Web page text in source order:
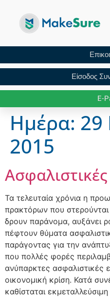
Είσοδος
E-
Ημέρα: 29
2015
Τα τελευταία χρόνια η
πρακτόρων που στερούνται
δρουν παράνομα, αυξάνει
πέφτουν θύματα
παράγοντας για την
που πολλές φορές
ανύπαρκτες ασφαλιστικές
οικονομική κρίση. Κατά
καθίσταται